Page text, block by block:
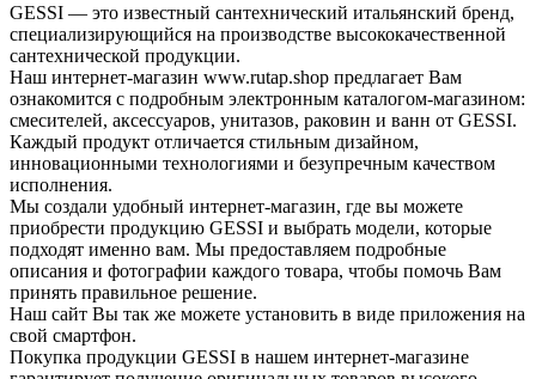
GESSI — это известный сантехнический итальянский бренд,
специализирующийся на производстве высококачественной
сантехнической продукции.
Наш интернет-магазин www.rutap.shop предлагает Вам
ознакомится с подробным электронным каталогом-магазином:
смесителей, аксессуаров, унитазов, раковин и ванн от GESSI.
Каждый продукт отличается стильным дизайном,
инновационными технологиями и безупречным качеством
исполнения.
Мы создали удобный интернет-магазин, где вы можете
приобрести продукцию GESSI и выбрать модели, которые
подходят именно вам. Мы предоставляем подробные
описания и фотографии каждого товара, чтобы помочь Вам
принять правильное решение.
Наш сайт Вы так же можете установить в виде приложения на
свой смартфон.
Покупка продукции GESSI в нашем интернет-магазине